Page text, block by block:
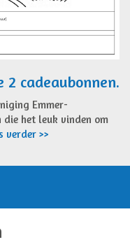
2 cadeaubonnen.
Emmer-
die het leuk vinden om
verder >>